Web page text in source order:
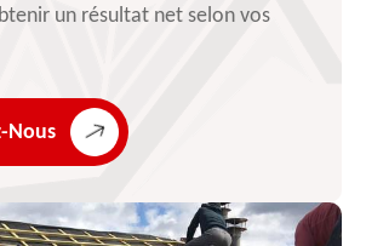
un résultat net selon vos
Nous